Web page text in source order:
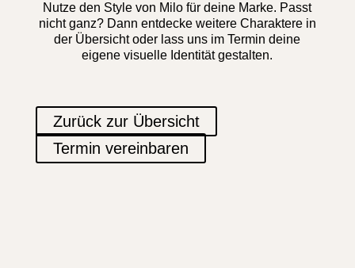
Nutze den Style von Milo für deine Marke. Passt
nicht ganz? Dann entdecke weitere Charaktere in
der Übersicht oder lass uns im Termin deine
eigene visuelle Identität gestalten.
Zurück zur Übersicht
Termin vereinbaren